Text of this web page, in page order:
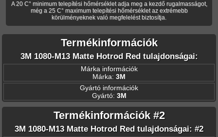
A 20 C° minimum telepítési hőmérséklet adja meg a kezdő rugalmasságot,
még a 25 C° maximum telepítési hőmérséklet az extrémebb
körülményeknek való megfelelést biztosítja.
Termékinformációk
3M 1080-M13 Matte Hotrod Red tulajdonságai:
Márka információk
Márka: 3M
Gyártó információk
Gyártó: 3M
Termékinformációk #2
3M 1080-M13 Matte Hotrod Red tulajdonságai: #2